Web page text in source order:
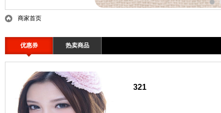
商家首页
优惠券 热卖商品
321